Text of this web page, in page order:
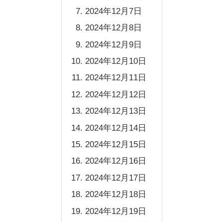
2024年12月7日
2024年12月8日
2024年12月9日
2024年12月10日
2024年12月11日
2024年12月12日
2024年12月13日
2024年12月14日
2024年12月15日
2024年12月16日
2024年12月17日
2024年12月18日
2024年12月19日